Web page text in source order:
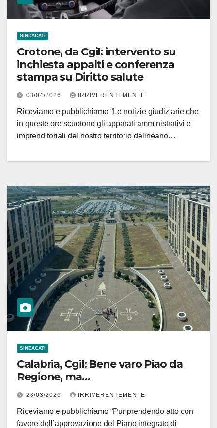
SINDACATI
Crotone, da Cgil: intervento su
inchiesta appalti e conferenza
stampa su Diritto salute
03/04/2026 IRRIVERENTEMENTE
Riceviamo e pubblichiamo “Le notizie giudiziarie che
in queste ore scuotono gli apparati amministrativi e
imprenditoriali del nostro territorio delineano…
SINDACATI
Calabria, Cgil: Bene varo Piao da
Regione, ma…
28/03/2026 IRRIVERENTEMENTE
Riceviamo e pubblichiamo “Pur prendendo atto con
favore dell’approvazione del Piano integrato di